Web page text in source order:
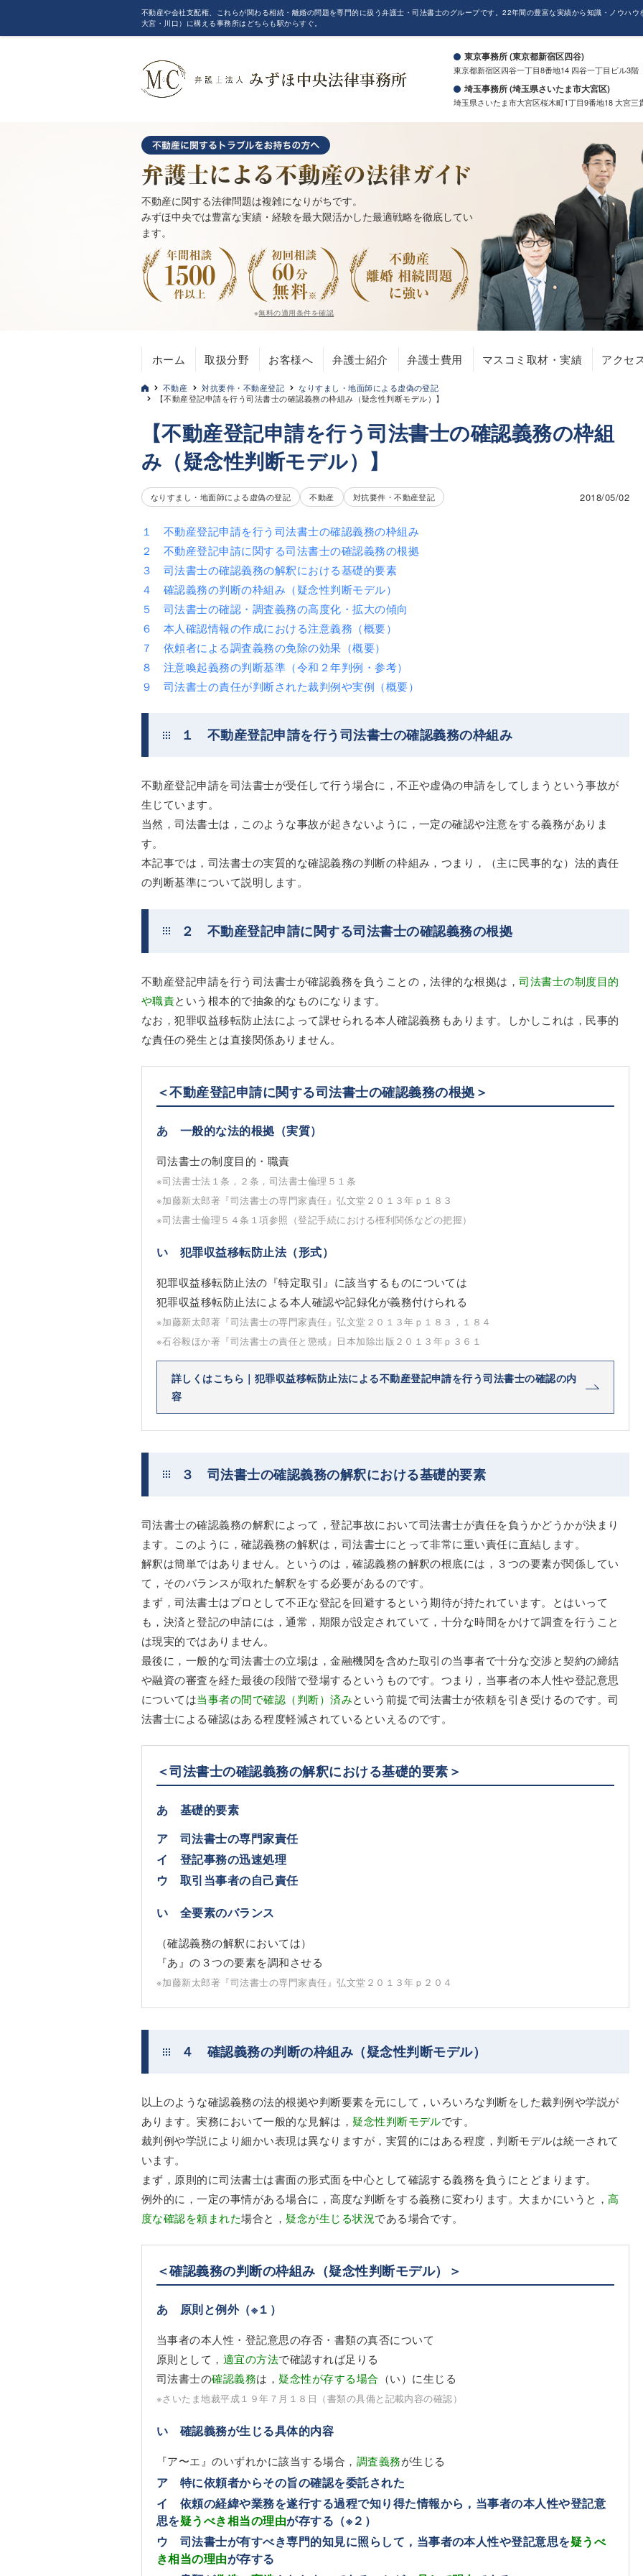
不動産や会社支配権、これらが関わる相続・離婚の問題を専門的に扱う弁護士・司法書士のグループです。22年間の豊富な実績から知識・ノウハ
大宮・川口）に構える事務所はどちらも駅からすぐ。
東京事務所 (東京都新宿区四谷)
東京都新宿区四谷一丁目8番地14 四谷一丁目ビル3階
埼玉事務所 (埼玉県さいたま市大宮区)
埼玉県さいたま市大宮区桜木町1丁目9番地18 大宮三
不動産に関する法律問題は複雑になりがちです。
みずほ中央では豊富な実績・経験を最大限活かした最適戦略を徹底してい
ます。
※無料の適用条件を確認
ホーム 取扱分野 お客様へ 弁護士紹介 弁護士費用 マスコミ取材・実績 アクセ
不動産 対抗要件・不動産登記
なりすまし・地面師による虚偽の登記
【不動産登記申請を行う司法書士の確認義務の枠組み（疑念性判断モデル）】
【不動産登記申請を行う司法書士の確認義務の枠組
み（疑念性判断モデル）】
なりすまし・地面師による虚偽の登記 不動産 対抗要件・不動産登記 2018/05/02
１ 不動産登記申請を行う司法書士の確認義務の枠組み
２ 不動産登記申請に関する司法書士の確認義務の根拠
３ 司法書士の確認義務の解釈における基礎的要素
４ 確認義務の判断の枠組み（疑念性判断モデル）
５ 司法書士の確認・調査義務の高度化・拡大の傾向
６ 本人確認情報の作成における注意義務（概要）
７ 依頼者による調査義務の免除の効果（概要）
８ 注意喚起義務の判断基準（令和２年判例・参考）
９ 司法書士の責任が判断された裁判例や実例（概要）
１ 不動産登記申請を行う司法書士の確認義務の枠組み
不動産登記申請を司法書士が受任して行う場合に，不正や虚偽の申請をしてしまうという事故が
生じています。
当然，司法書士は，このような事故が起きないように，一定の確認や注意をする義務がありま
す。
本記事では，司法書士の実質的な確認義務の判断の枠組み，つまり，（主に民事的な）法的責任
の判断基準について説明します。
２ 不動産登記申請に関する司法書士の確認義務の根拠
不動産登記申請を行う司法書士が確認義務を負うことの，法律的な根拠は，司法書士の制度目的
や職責という根本的で抽象的なものになります。
なお，犯罪収益移転防止法によって課せられる本人確認義務もあります。しかしこれは，民事的
な責任の発生とは直接関係ありません。
＜不動産登記申請に関する司法書士の確認義務の根拠＞
あ 一般的な法的根拠（実質）
司法書士の制度目的・職責
※司法書士法１条，２条，司法書士倫理５１条
※加藤新太郎著『司法書士の専門家責任』弘文堂２０１３年ｐ１８３
※司法書士倫理５４条１項参照（登記手続における権利関係などの把握）
い 犯罪収益移転防止法（形式）
犯罪収益移転防止法の『特定取引』に該当するものについては
犯罪収益移転防止法による本人確認や記録化が義務付けられる
※加藤新太郎著『司法書士の専門家責任』弘文堂２０１３年ｐ１８３，１８４
※石谷毅ほか著『司法書士の責任と懲戒』日本加除出版２０１３年ｐ３６１
詳しくはこちら｜犯罪収益移転防止法による不動産登記申請を行う司法書士の確認の内
容
３ 司法書士の確認義務の解釈における基礎的要素
司法書士の確認義務の解釈によって，登記事故において司法書士が責任を負うかどうかが決まり
ます。このように，確認義務の解釈は，司法書士にとって非常に重い責任に直結します。
解釈は簡単ではありません。というのは，確認義務の解釈の根底には，３つの要素が関係してい
て，そのバランスが取れた解釈をする必要があるのです。
まず，司法書士はプロとして不正な登記を回避するという期待が持たれています。とはいって
も，決済と登記の申請には，通常，期限が設定されていて，十分な時間をかけて調査を行うこと
は現実的ではありません。
最後に，一般的な司法書士の立場は，金融機関を含めた取引の当事者で十分な交渉と契約の締結
や融資の審査を経た最後の段階で登場するというものです。つまり，当事者の本人性や登記意思
については当事者の間で確認（判断）済みという前提で司法書士が依頼を引き受けるのです。司
法書士による確認はある程度軽減されているといえるのです。
＜司法書士の確認義務の解釈における基礎的要素＞
あ 基礎的要素
ア 司法書士の専門家責任
イ 登記事務の迅速処理
ウ 取引当事者の自己責任
い 全要素のバランス
（確認義務の解釈においては）
『あ』の３つの要素を調和させる
※加藤新太郎著『司法書士の専門家責任』弘文堂２０１３年ｐ２０４
４ 確認義務の判断の枠組み（疑念性判断モデル）
以上のような確認義務の法的根拠や判断要素を元にして，いろいろな判断をした裁判例や学説が
あります。実務において一般的な見解は， 疑念性判断モデルです。
裁判例や学説により細かい表現は異なりますが，実質的にはある程度，判断モデルは統一されて
います。
まず，原則的に司法書士は書面の形式面を中心として確認する義務を負うにとどまります。
例外的に，一定の事情がある場合に，高度な判断をする義務に変わります。大まかにいうと，高
度な確認を頼まれた場合と， 疑念が生じる状況である場合です。
＜確認義務の判断の枠組み（疑念性判断モデル）＞
あ 原則と例外（※１）
当事者の本人性・登記意思の存否・書類の真否について
原則として， 適宜の方法で確認すれば足りる
司法書士の確認義務は， 疑念性が存する場合 （い）に生じる
※さいたま地裁平成１９年７月１８日（書類の具備と記載内容の確認）
い 確認義務が生じる具体的内容
『ア〜エ』のいずれかに該当する場合， 調査義務が生じる
ア 特に依頼者からその旨の確認を委託された
イ 依頼の経緯や業務を遂行する過程で知り得た情報から，当事者の本人性や登記意
思を疑うべき相当の理由が存する （※２）
ウ 司法書士が有すべき専門的知見に照らして，当事者の本人性や登記意思を疑うべ
き相当の理由が存する